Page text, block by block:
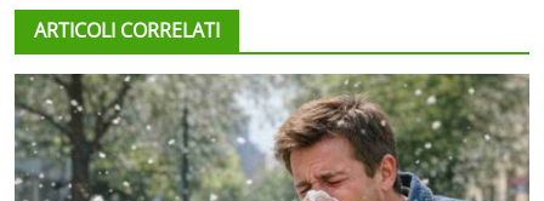
ARTICOLI CORRELATI